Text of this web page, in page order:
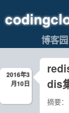
博客园
2016年3
月10日
dis
摘要